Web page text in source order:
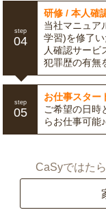
step
04
研修 / 本人確
当社マニュア
学習)を修了
人確認サービ
犯罪歴の有無
step
05
お仕事スター
ご希望の日時
らお仕事可能♪
CaSyではた